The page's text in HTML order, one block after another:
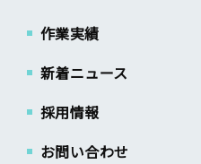
作業実績
新着ニュース
採用情報
お問い合わせ